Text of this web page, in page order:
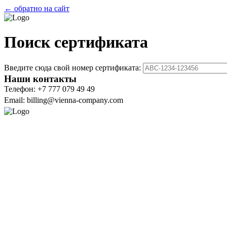
← обратно на сайт
Поиск сертификата
Введите сюда свой номер сертификата:
Наши контакты
Телефон: +7 777 079 49 49
Email: billing@vienna-company.com